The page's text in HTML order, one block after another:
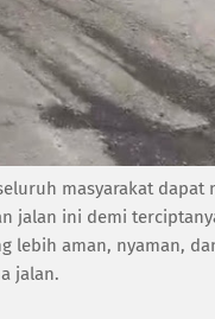
masyarakat dapat
jalan ini demi
lebih aman, nyaman,
jalan.